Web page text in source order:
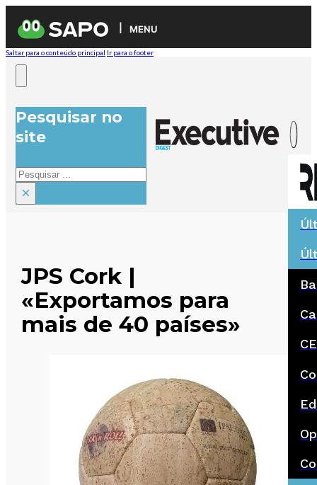
MENU
Saltar para o conteúdo principal Ir para o footer
Pesquisar no
site
Pesquisar
×
JPS Cork |
«Exportamos para
mais de 40 países»